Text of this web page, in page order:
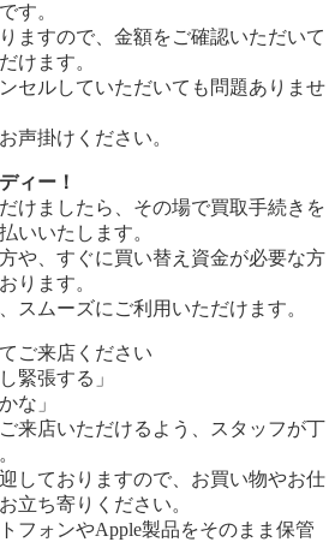
す。
ますので、金額をご確認いただいて
けます。
セルしていただいても問題ありませ
声掛けください。
ィー！
けましたら、その場で買取手続きを
いいたします。
や、すぐに買い替え資金が必要な方
ります。
スムーズにご利用いただけます。
ご来店ください
緊張する」
な」
来店いただけるよう、スタッフが丁
しておりますので、お買い物やお仕
立ち寄りください。
フォンやApple製品をそのまま保管